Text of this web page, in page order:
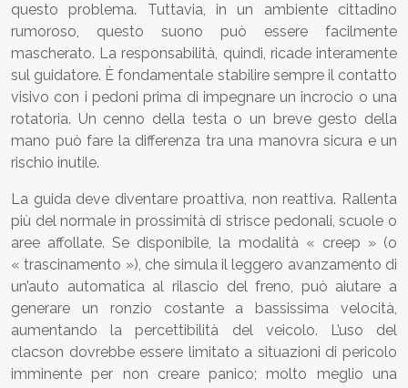
questo problema. Tuttavia, in un ambiente cittadino
rumoroso, questo suono può essere facilmente
mascherato. La responsabilità, quindi, ricade interamente
sul guidatore. È fondamentale stabilire sempre il contatto
visivo con i pedoni prima di impegnare un incrocio o una
rotatoria. Un cenno della testa o un breve gesto della
mano può fare la differenza tra una manovra sicura e un
rischio inutile.
La guida deve diventare proattiva, non reattiva. Rallenta
più del normale in prossimità di strisce pedonali, scuole o
aree affollate. Se disponibile, la modalità « creep » (o
« trascinamento »), che simula il leggero avanzamento di
un’auto automatica al rilascio del freno, può aiutare a
generare un ronzio costante a bassissima velocità,
aumentando la percettibilità del veicolo. L’uso del
clacson dovrebbe essere limitato a situazioni di pericolo
imminente per non creare panico; molto meglio una